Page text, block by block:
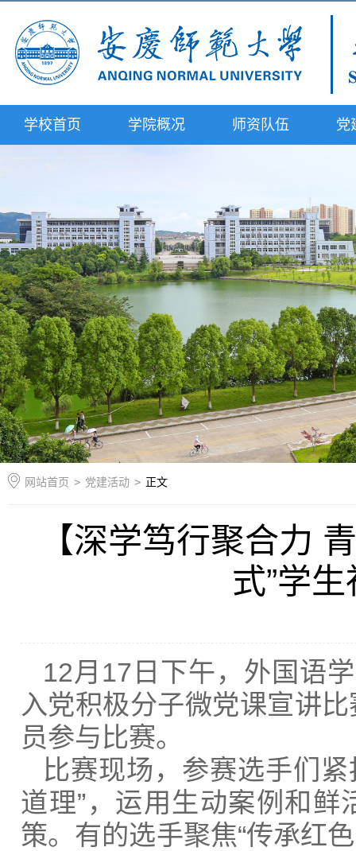
学校首页 学院概况 师资队伍 党
网站首页 > 党建活动 > 正文
【深学笃行聚合力
式”学
12月17日下午，外国语
入党积极分子微党课宣讲
员参与比赛。
比赛现场，参赛选手们
道理”，运用生动案例和
策。有的选手聚焦“传承红